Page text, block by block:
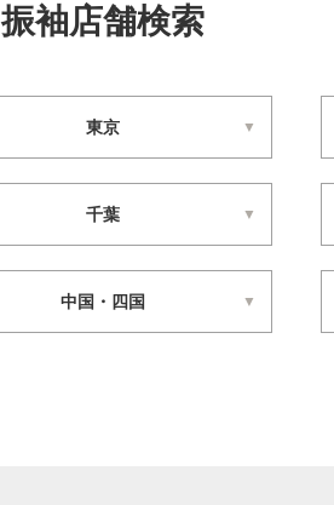
振袖店舗検索
東京
千葉
中国・四国